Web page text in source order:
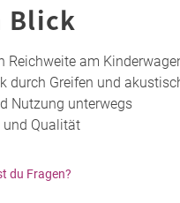
Blick
Reichweite am
durch Greifen und
Nutzung unterwegs
und Qualität
du Fragen?